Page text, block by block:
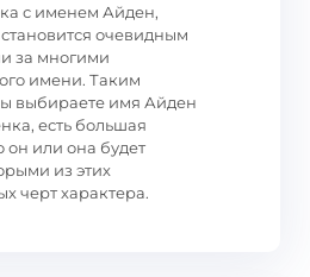
с именем Айден,
становится очевидным
за многими
имени. Таким
выбираете имя Айден
есть большая
он или она будет
из этих
черт характера.